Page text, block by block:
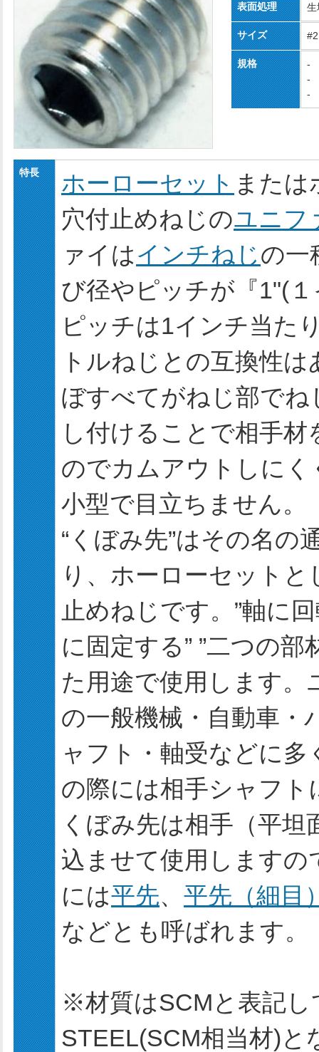
表面処理 生
サイズ
規格
-
-
-
特長 ホーローセット または
穴付止めねじのユニフ
ァイはインチねじの一
び径やピッチが『1"(
ピッチは1インチ当た
トルねじとの互換性
ぼすべてがねじ部で
し付けることで相手材
のでカムアウトしに
小型で目立ちません。
“くぼみ先”はその名の
り、ホーローセット
止めねじです。”軸に
に固定する” ”二つの
た用途で使用します
の一般機械・自動車・
ャフト・軸受などに
の際には相手シャフト
くぼみ先は相手（平
込ませて使用しますの
には平先、 平先（細目
などとも呼ばれます。
※材質はSCMと表記し
STEEL(SCM相当材)と